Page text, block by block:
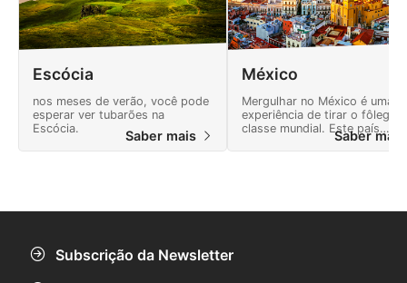
Escócia
nos meses de verão, você pode
esperar ver tubarões na
Escócia.
Saber mais
México
Mergulhar no México é uma
experiência de tirar o fôlego,
classe mundial. Este país
oferece muitas aventuras e
paisagem cheia de maravilhas
Saber
Subscrição da Newsletter